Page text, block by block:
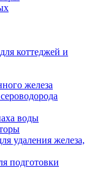
коттеджей и
железа
воды
удаления железа,
подготовки